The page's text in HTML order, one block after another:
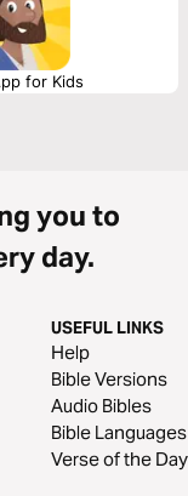
for Kids
you to
day.
USEFUL LINKS
Help
Bible Versions
Audio Bibles
Bible Languages
Verse of the Day